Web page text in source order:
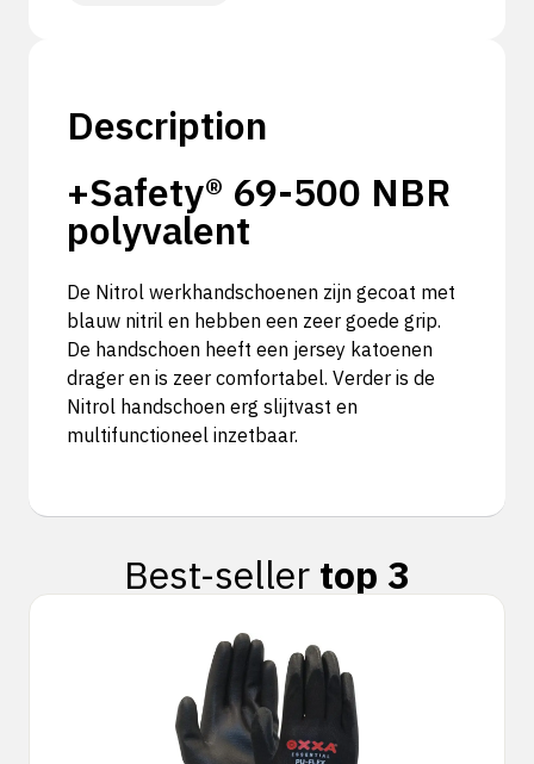
Description
+Safety® 69-500 NBR
polyvalent
De Nitrol werkhandschoenen zijn gecoat met
blauw nitril en hebben een zeer goede grip.
De handschoen heeft een jersey katoenen
drager en is zeer comfortabel. Verder is de
Nitrol handschoen erg slijtvast en
multifunctioneel inzetbaar.
Best-seller top 3